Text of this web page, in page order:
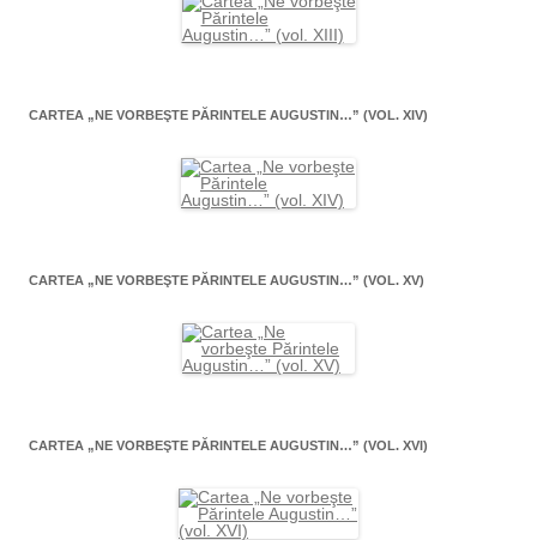
CARTEA „NE VORBEŞTE PĂRINTELE AUGUSTIN…” (VOL. XIV)
CARTEA „NE VORBEŞTE PĂRINTELE AUGUSTIN…” (VOL. XV)
CARTEA „NE VORBEŞTE PĂRINTELE AUGUSTIN…” (VOL. XVI)